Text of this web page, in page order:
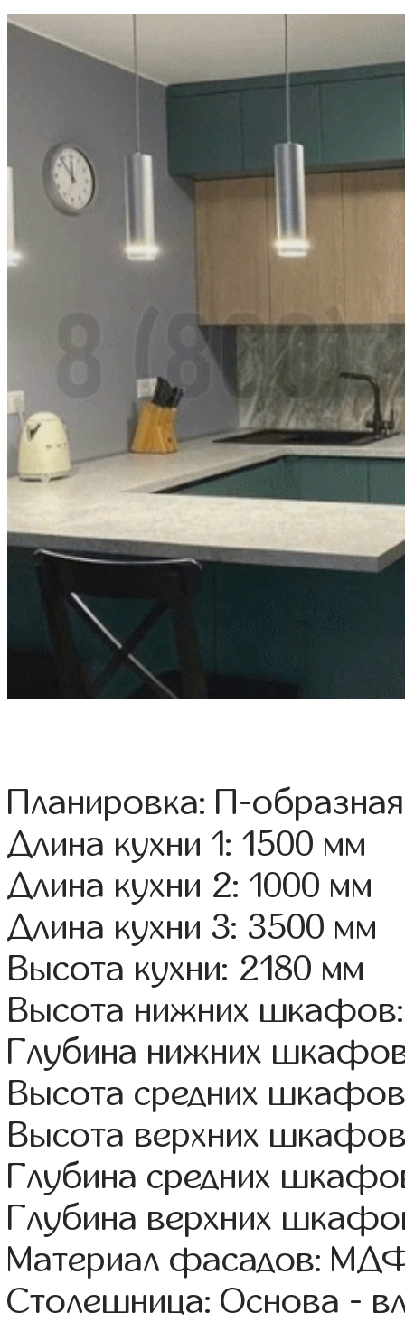
Планировка: П-образная
Длина кухни 1: 1500 мм
Длина кухни 2: 1000 мм
Длина кухни 3: 3500 мм
Высота кухни: 2180 мм
Высота нижних
Глубина нижних
Высота средних
Высота верхних
Глубина средних
Глубина верхних
Материал фасадов:
Столешница: Основа -